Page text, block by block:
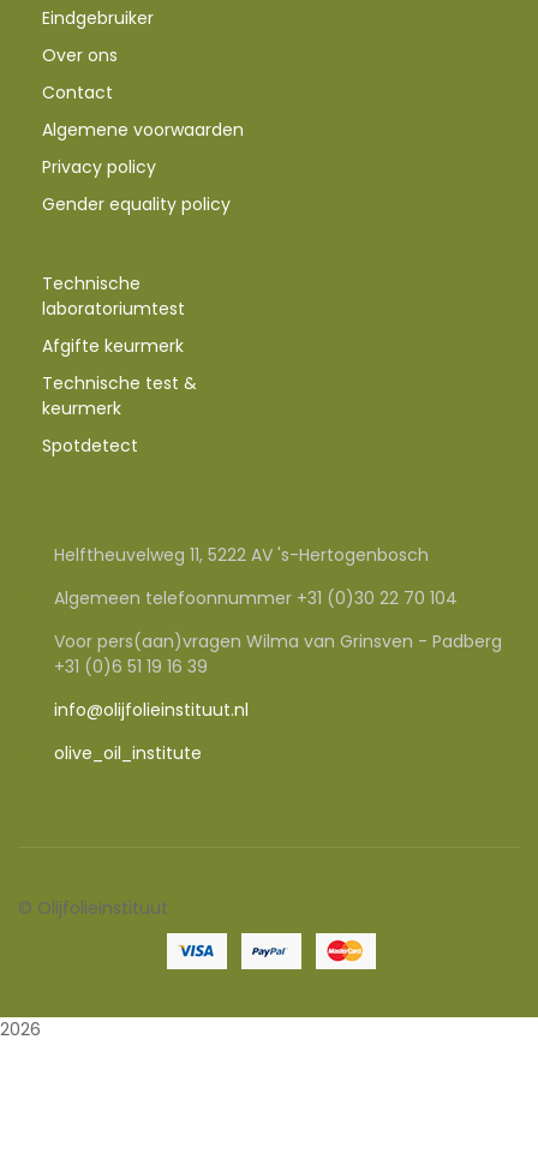
Eindgebruiker
Over ons
Contact
Algemene voorwaarden
Privacy policy
Gender equality policy
Technische
laboratoriumtest
Afgifte keurmerk
Technische test &
keurmerk
Spotdetect
Helftheuvelweg 11, 5222 AV 's-Hertogenbosch
Algemeen telefoonnummer +31 (0)30 22 70 104
Voor pers(aan)vragen Wilma van Grinsven - Padberg
+31 (0)6 51 19 16 39
info@olijfolieinstituut.nl
olive_oil_institute
© Olijfolieinstituut
2026